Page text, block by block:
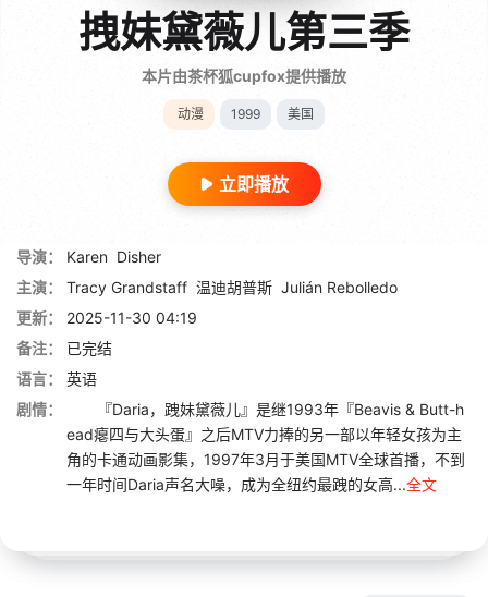
拽妹黛薇儿第三季
本片由茶杯狐cupfox提供播放
动漫 1999 美国
立即播放
导演： Karen Disher
主演：
Tracy Grandstaff 温迪胡普斯 Julián Rebolledo
更新：
2025-11-30 04:19
备注：
已完结
语言：
英语
剧情：
『Daria，跩妹黛薇儿』是继1993年『Beavis & Butt-h
ead瘪四与大头蛋』之后MTV力捧的另一部以年轻女孩为主
角的卡通动画影集，1997年3月于美国MTV全球首播，不到
一年时间Daria声名大噪，成为全纽约最跩的女高...全文